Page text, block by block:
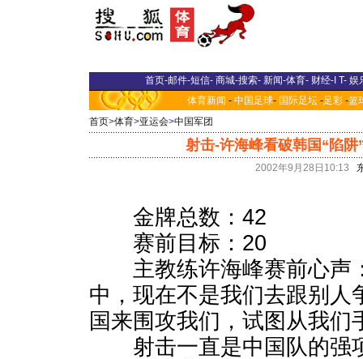
首页-邮件-短信- 商城-搜索- 新闻-体育- 财经-I T- 娱
体育新闻 - 中国足球- 国际足坛 -足彩 -篮
首页>体育>亚运会>中国军团
射击-许海峰看破韩国“陷
2002年9月28日10:13
金牌总数：42
赛前目标：20
主教练许海峰赛前心声
中，现在不是我们去跟别人
国来围攻我们，试图从我们
射击一直是中国队的强